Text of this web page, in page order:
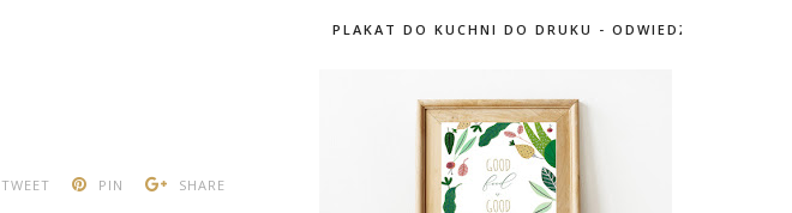
TWEET PIN SHARE
PLAKAT DO KUCHNI DO DRUKU - ODWIEDŹ SKLEP